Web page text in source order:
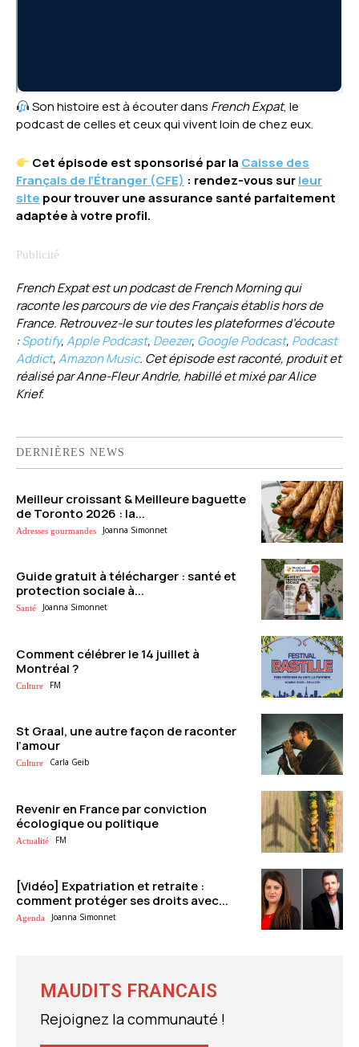
Son histoire est à écouter dans French Expat, le
podcast de celles et ceux qui vivent loin de chez eux.
Cet épisode est sponsorisé par la Caisse des
Français de l’Étranger (CFE) : rendez-vous surleur
site pour trouver une assurance santé parfaitement
adaptée à votre profil.
French Expat est un podcast de French Morning qui
raconte les parcours de vie des Français établis hors de
France. Retrouvez-le sur toutes les plateformes d’écoute
:Spotify,Apple Podcast, Deezer, Google Podcast, Podcast
Addict,Amazon Music. Cet épisode est raconté, produit et
réalisé par Anne-Fleur Andrle, habillé et mixé par Alice
Krief.
DERNIÈRES NEWS
Meilleur croissant & Meilleure baguette
de Toronto 2026 : la...
Adresses gourmandes Joanna Simonnet
Guide gratuit à télécharger : santé et
protection sociale à...
Santé Joanna Simonnet
Comment célébrer le 14 juillet à
Montréal ?
Culture FM
St Graal, une autre façon de raconter
l’amour
Culture Carla Geib
Revenir en France par conviction
écologique ou politique
Actualité FM
[Vidéo] Expatriation et retraite :
comment protéger ses droits avec...
Agenda Joanna Simonnet
MAUDITS FRANCAIS
Rejoignez la communauté !